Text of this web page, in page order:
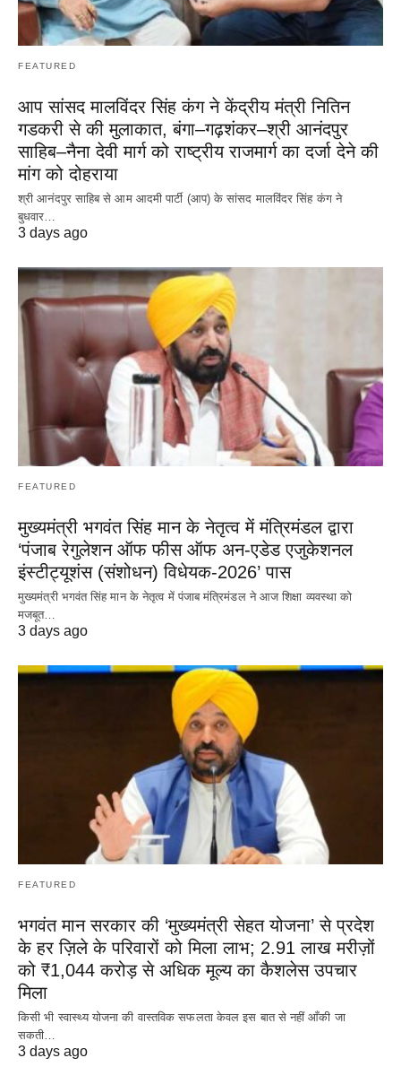
FEATURED
आप सांसद मालविंदर सिंह कंग ने केंद्रीय मंत्री नितिन
गडकरी से की मुलाकात, बंगा–गढ़शंकर–श्री आनंदपुर
साहिब–नैना देवी मार्ग को राष्ट्रीय राजमार्ग का दर्जा देने की
मांग को दोहराया
श्री आनंदपुर साहिब से आम आदमी पार्टी (आप) के सांसद मालविंदर सिंह कंग ने
बुधवार…
3 days ago
FEATURED
मुख्यमंत्री भगवंत सिंह मान के नेतृत्व में मंत्रिमंडल द्वारा
‘पंजाब रेगुलेशन ऑफ फीस ऑफ अन-एडेड एजुकेशनल
इंस्टीट्यूशंस (संशोधन) विधेयक-2026’ पास
मुख्यमंत्री भगवंत सिंह मान के नेतृत्व में पंजाब मंत्रिमंडल ने आज शिक्षा व्यवस्था को
मजबूत…
3 days ago
FEATURED
भगवंत मान सरकार की ‘मुख्यमंत्री सेहत योजना’ से प्रदेश
के हर ज़िले के परिवारों को मिला लाभ; 2.91 लाख मरीज़ों
को ₹1,044 करोड़ से अधिक मूल्य का कैशलेस उपचार
मिला
किसी भी स्वास्थ्य योजना की वास्तविक सफलता केवल इस बात से नहीं आँकी जा
सकती…
3 days ago